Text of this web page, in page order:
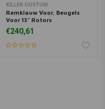
KILLER CUSTOM
Remklauw Voor, Beugels
Voor 13" Rotors
€240,61